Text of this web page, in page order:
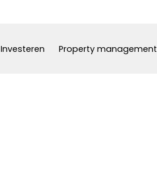
Investeren Property management